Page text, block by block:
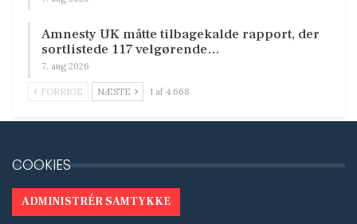
Amnesty UK måtte tilbagekalde rapport, der
sortlistede 117 velgørende…
7. aug 2026
FORRIGE NÆSTE 1 af 4.668
COOKIES
ADMINISTRÉR SAMTYKKE